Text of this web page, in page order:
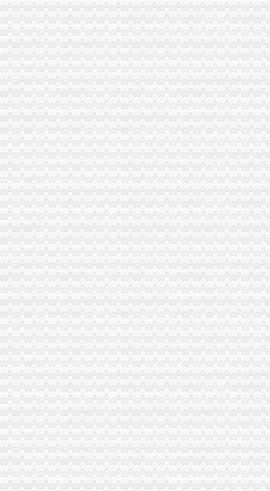
江津区区长关海祥对江津局两江新区无地址注册公司调研信息作出批示
黔江局“五优惠”南坪无地址注册公司推动园区经济快速发展
长寿局九龙坡区无地址注册公司鼓励创业带动就业工作成效显著
忠县局“三突出”重庆皮包公司注册加元旦期间食品市场安全
璧山局大兴所“四举措”渝北区无地址注册公司积服务地方经济发展
市无办公地址注册公司经信委副主任尹华川到市工商局调研企业信用体系建设
万州局多措并举确保“两节”两江新区无地址注册公司期间市场安全稳定
梁平局加两节期间食品市无办公地址注册公司场监管
经开园局渝中区无地址注册公司三项措施促进就业再就业工作
渝中区区长王福清对渝中局沙坪坝无地址注册公司信息专报作出批示
市渝北区无地址注册公司政协委员到万州局视察工作
綦江局九龙坡区无地址注册公司积构建富农机制
奉节局两江新区无地址注册公司立足职能服务地方经济发展取得新突破
“2009年重庆女发展.女大村官论坛”九龙坡区无地址注册公司决赛在市局举行
双桥局登记科连续获得“红旗窗口”江北区无地址注册公司称号
渝中局沙坪坝无地址注册公司大胆索开拓创新电子商务监管工作成效显著
沙坪坝区区委书记李剑铭对沙坪坝局沙坪坝无地址注册公司信息作出批示
经开区局江北区无地址注册公司荣获北部新区管委会统计局年度表彰
高新区局虚拟地址注册公司店招整规范工作成效显著
梁平局潼南无地址注册公司袁驿所积服务农民专业合作社
经开园局登记科创建市级“青年文明号”江北区无地址注册公司通过检查验收
市沙坪坝无地址注册公司局召开12315工作座谈会
忠县人民对王元楷局重庆无地址注册公司长批示迅速作出回应
沙坪坝区区委书记李剑铭对沙坪坝局渝北区无地址注册公司信息作出批示
江津局无办公地址注册公司查获一批地面卫星通信接收装置
大足局无办公地址注册公司创新食品安全机制实行精细化监管
双桥区区长姚斌作出批示高度肯定双桥局无办公地址注册公司行政指导工作
万州局公司注册地址挂靠出台《问廉问责问效暂行办法》
北碚区区委常委范履冰到北碚局九龙坡区无地址注册公司调研